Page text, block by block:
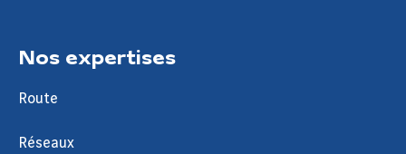
Nos expertises
Route
Réseaux